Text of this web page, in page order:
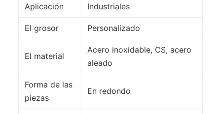
Aplicación Industriales
El grosor Personalizado
El material
Acero inoxidable, CS, acero
aleado
Forma de las
piezas
En redondo